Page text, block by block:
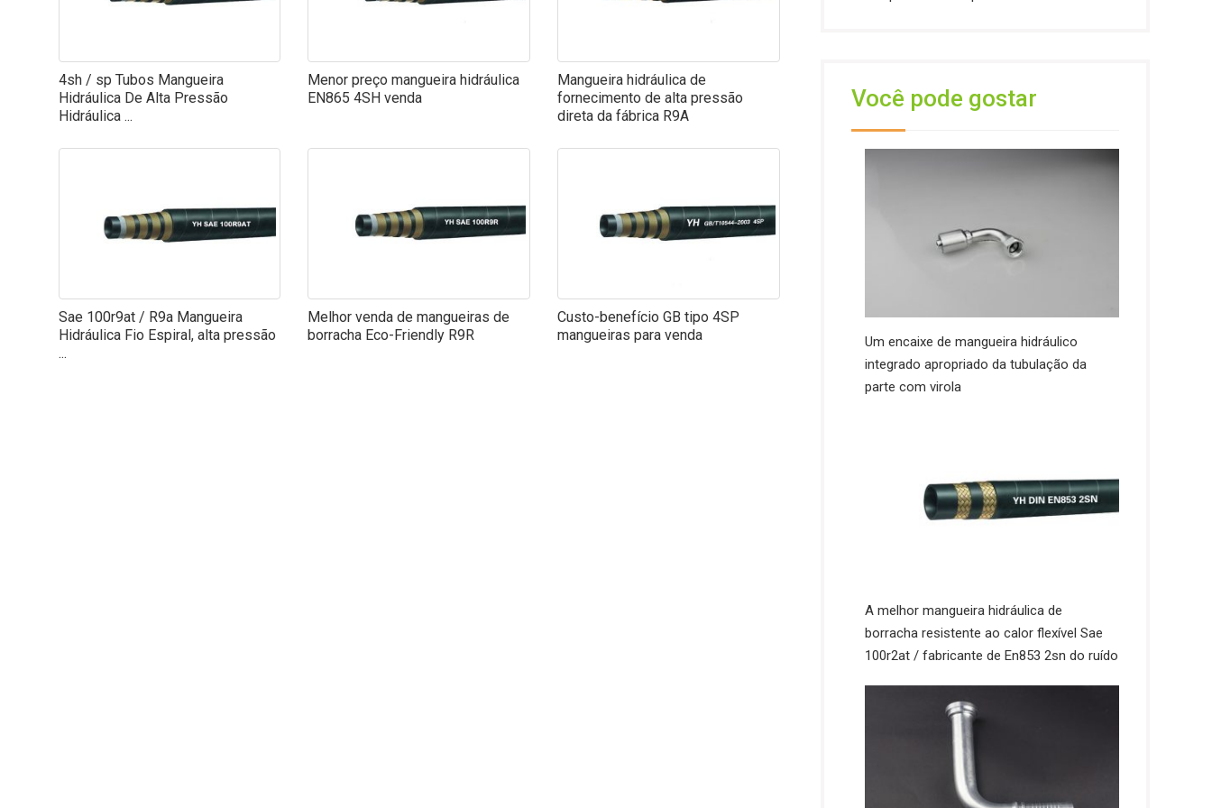
4sh / sp Tubos Mangueira
Hidráulica De Alta Pressão
Hidráulica ...
Menor preço mangueira hidráulica
EN865 4SH venda
Mangueira hidráulica de
fornecimento de alta pressão
direta da fábrica R9A
Sae 100r9at / R9a Mangueira
Hidráulica Fio Espiral, alta pressão
...
Melhor venda de mangueiras de
borracha Eco-Friendly R9R
Custo-benefício GB tipo 4SP
mangueiras para venda
Você pode gostar
Um encaixe de mangueira hidráulico
integrado apropriado da tubulação da
parte com virola
A melhor mangueira hidráulica de
borracha resistente ao calor flexível Sae
100r2at / fabricante de En853 2sn do ruído